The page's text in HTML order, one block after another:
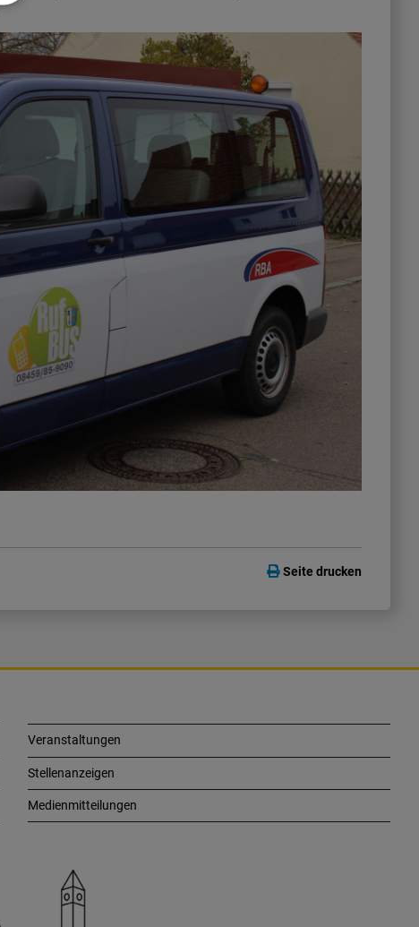
Seite drucken
Veranstaltungen
Stellenanzeigen
Medienmitteilungen